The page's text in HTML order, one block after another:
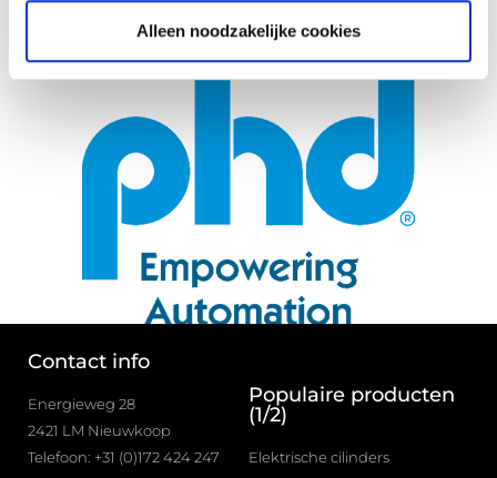
Alleen noodzakelijke cookies
www.phdinc.com
Contact info
Energieweg 28
2421 LM Nieuwkoop
Telefoon: +31 (0)172 424 247
Populaire producten
(1/2)
Elektrische cilinders